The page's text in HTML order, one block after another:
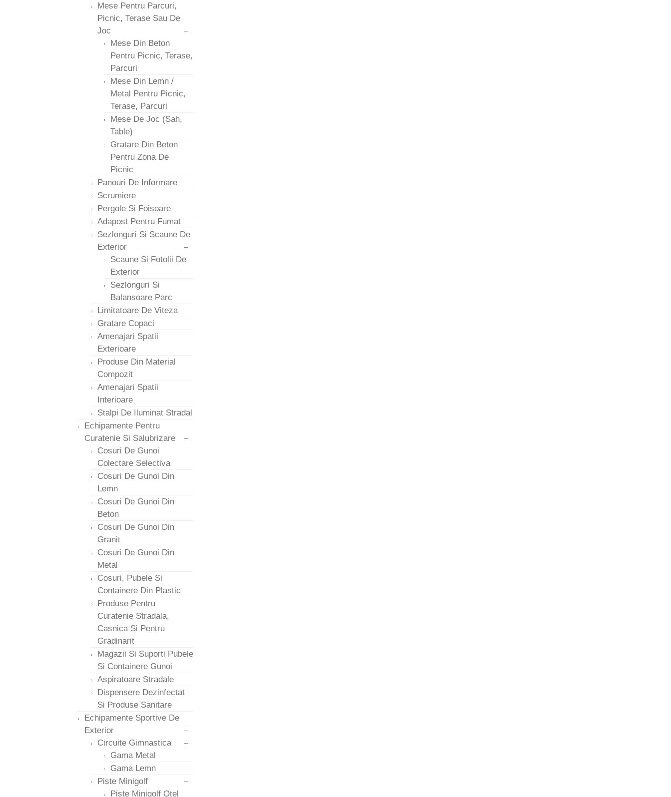
Mese Pentru Parcuri,
Picnic, Terase Sau De
Joc
Mese Din Beton
Pentru Picnic, Terase,
Parcuri
Mese Din Lemn /
Metal Pentru Picnic,
Terase, Parcuri
Mese De Joc (sah,
Table)
Gratare Din Beton
Pentru Zona De
Picnic
Panouri De Informare
Scrumiere
Pergole Si Foisoare
Adapost Pentru Fumat
Sezlonguri Si Scaune De
Exterior
Scaune Si Fotolii De
Exterior
Sezlonguri Si
Balansoare Parc
Limitatoare De Viteza
Gratare Copaci
Amenajari Spatii
Exterioare
Produse Din Material
Compozit
Amenajari Spatii
Interioare
Stalpi De Iluminat Stradal
Echipamente Pentru
Curatenie Si Salubrizare
Cosuri De Gunoi
Colectare Selectiva
Cosuri De Gunoi Din
Lemn
Cosuri De Gunoi Din
Beton
Cosuri De Gunoi Din
Granit
Cosuri De Gunoi Din
Metal
Cosuri, Pubele Si
Containere Din Plastic
Produse Pentru
Curatenie Stradala,
Casnica Si Pentru
Gradinarit
Magazii Si Suporti Pubele
Si Containere Gunoi
Aspiratoare Stradale
Dispensere Dezinfectat
Si Produse Sanitare
Echipamente Sportive De
Exterior
Circuite Gimnastica
Gama Metal
Gama Lemn
Piste Minigolf
Piste Minigolf Otel